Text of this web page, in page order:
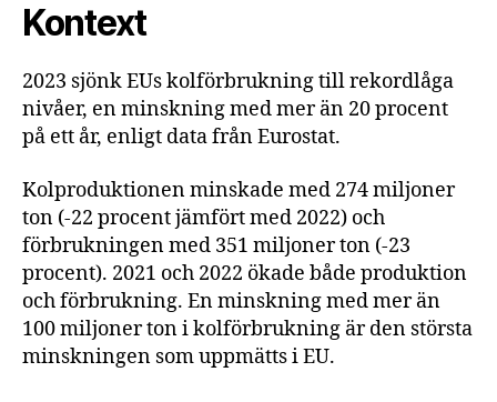
Kontext
2023 sjönk EUs kolförbrukning till rekordlåga
nivåer, en minskning med mer än 20 procent
på ett år, enligt data från Eurostat.
Kolproduktionen minskade med 274 miljoner
ton (-22 procent jämfört med 2022) och
förbrukningen med 351 miljoner ton (-23
procent). 2021 och 2022 ökade både produktion
och förbrukning. En minskning med mer än
100 miljoner ton i kolförbrukning är den största
minskningen som uppmätts i EU.